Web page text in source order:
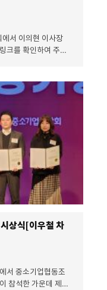
서 이의현 이사장
상식[이우철 차
서 중소기업협동조